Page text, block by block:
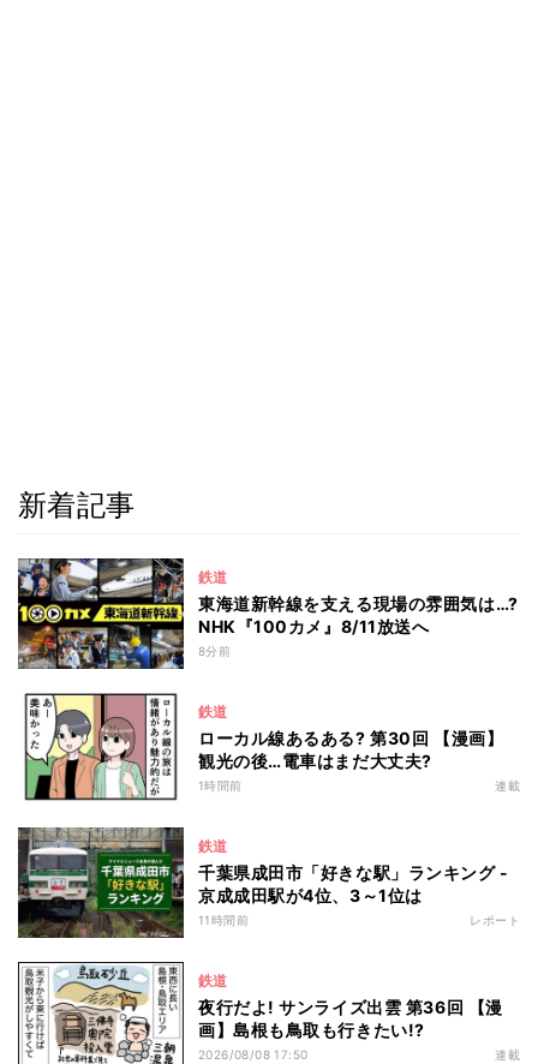
新着記事
鉄道
東海道新幹線を支える現場の雰囲気は…?
NHK『100カメ』8/11放送へ
8分前
鉄道
ローカル線あるある? 第30回 【漫画】
観光の後…電車はまだ大丈夫?
1時間前 連載
鉄道
千葉県成田市「好きな駅」ランキング -
京成成田駅が4位、3～1位は
11時間前 レポート
鉄道
夜行だよ! サンライズ出雲 第36回 【漫
画】島根も鳥取も行きたい!?
2026/08/08 17:50 連載